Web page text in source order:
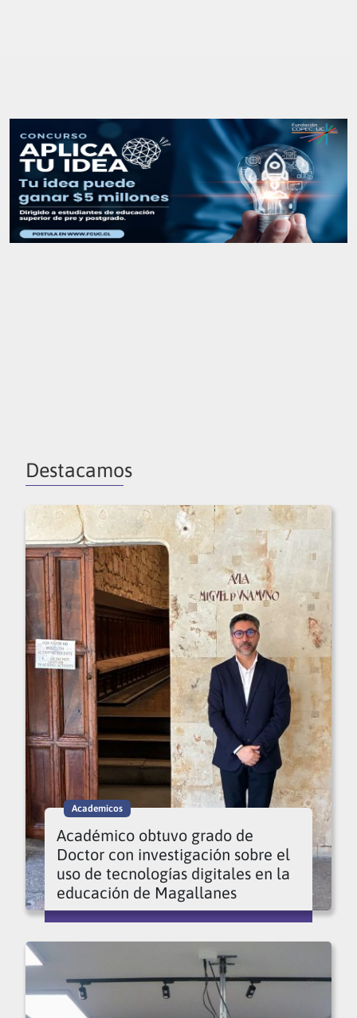
Destacamos
Academicos
Académico obtuvo grado de
Doctor con investigación sobre el
uso de tecnologías digitales en la
educación de Magallanes